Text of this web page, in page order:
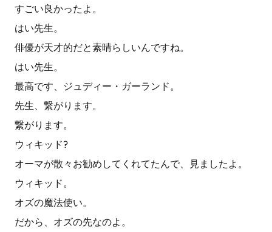
すごい良かったよ。
はい先生。
俳優が天才的だと素晴らしいんですね。
はい先生。
最高です、ジュディー・ガーランド。
先生、繋がります。
繋がります。
ウィキッド?
オーマが散々お勧めしてくれてたんで、見ましたよ。
ウィキッド。
オズの魔法使い。
だから、オズの先なのよ。